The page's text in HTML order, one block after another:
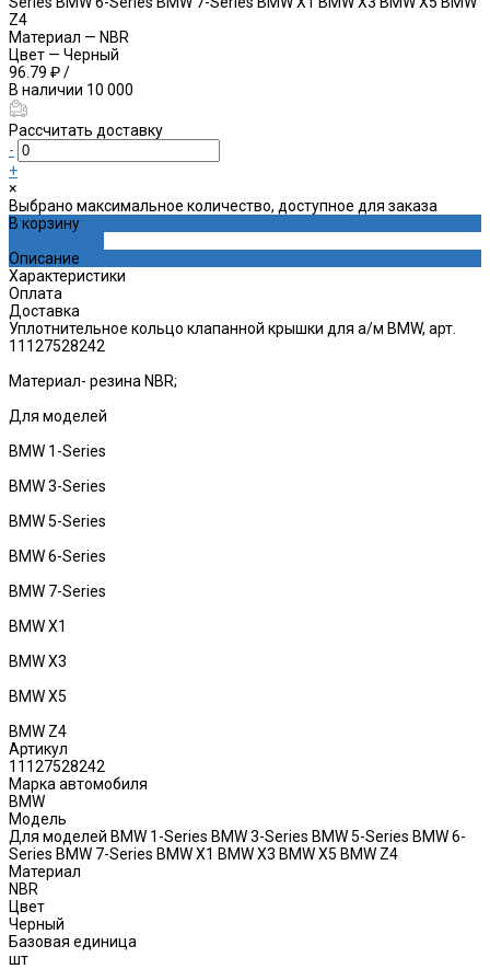
Z4
Материал — NBR
Цвет — Черный
96.79 ₽/
В наличии 10 000
Рассчитать доставку
-
+
×
Выбрано максимальное количество, доступное для заказа
В корзину
Описание
Характеристики
Оплата
Доставка
Уплотнительное кольцо клапанной крышки для а/м BMW, арт.
11127528242
Материал- резина NBR;
Для моделей
BMW 1-Series
BMW 3-Series
BMW 5-Series
BMW 6-Series
BMW 7-Series
BMW X1
BMW X3
BMW X5
BMW Z4
Артикул
11127528242
Марка автомобиля
BMW
Модель
Для моделей BMW 1-Series BMW 3-Series BMW 5-Series BMW 6-
Series BMW 7-Series BMW X1 BMW X3 BMW X5 BMW Z4
Материал
NBR
Цвет
Черный
Базовая единица
шт